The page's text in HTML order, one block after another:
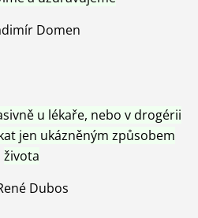
Domen
u lékaře, nebo v drogérii
jen ukázněným způsobem
života
Dubos